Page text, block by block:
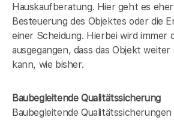
Hauskaufberatung. Hier geht es
Besteuerung des Objektes oder die
einer Scheidung. Hierbei wird immer
ausgegangen, dass das Objekt
kann, wie bisher.
Baubegleitende Qualitätssicherung
Baubegleitende